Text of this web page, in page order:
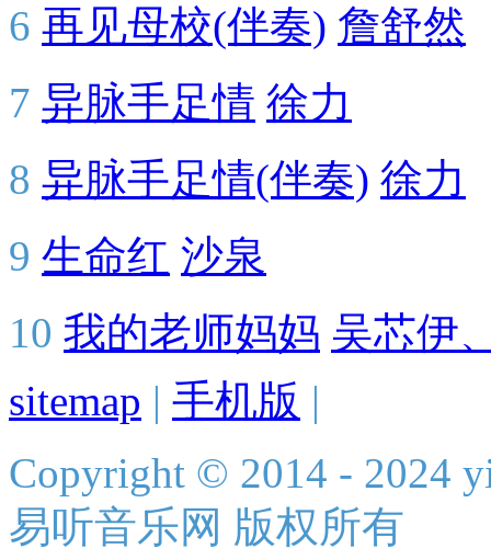
6 再见母校(伴奏) 詹舒然
7 异脉手足情 徐力
8 异脉手足情(伴奏) 徐力
9 生命红 沙泉
10 我的老师妈妈 吴芯伊
sitemap | 手机版 |
Copyright © 2014 - 2024
易听音乐网 版权所有